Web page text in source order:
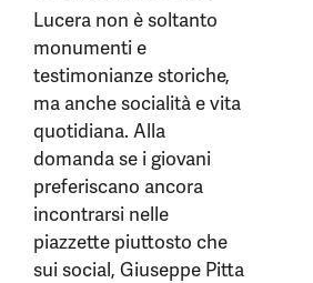
Lucera non è soltanto
monumenti e
testimonianze storiche,
ma anche socialità e vita
quotidiana. Alla
domanda se i giovani
preferiscano ancora
incontrarsi nelle
piazzette piuttosto che
sui social, Giuseppe Pitta